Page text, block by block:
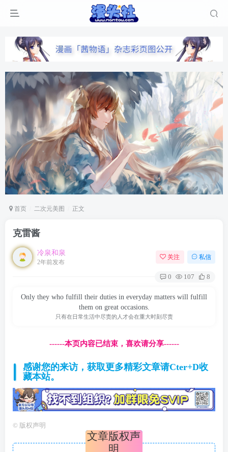
首页 二次元美图 正文
克雷酱
冷泉和泉
2年前发布
关注 私信
0 107 8
Only they who fulfill their duties in everyday matters will fulfill
them on great occasions.
只有在日常生活中尽责的人才会在重大时刻尽责
------本页内容已结束，喜欢请分享------
感谢您的来访，获取更多精彩文章请Cter+D收
藏本站。
© 版权声明
文章版权声
明